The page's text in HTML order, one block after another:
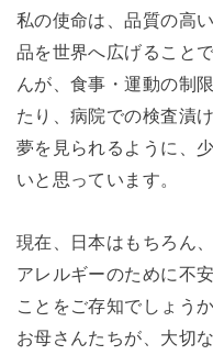
私の使命は、品質の高
品を世界へ広げること
んが、食事・運動の制
たり、病院での検査漬
夢を見られるように、
いと思っています。
現在、日本はもちろん
アレルギーのために不
ことをご存知でしょう
お母さんたちが、大切